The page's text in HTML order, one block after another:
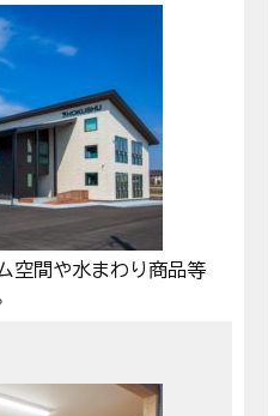
空間や水まわり商品等